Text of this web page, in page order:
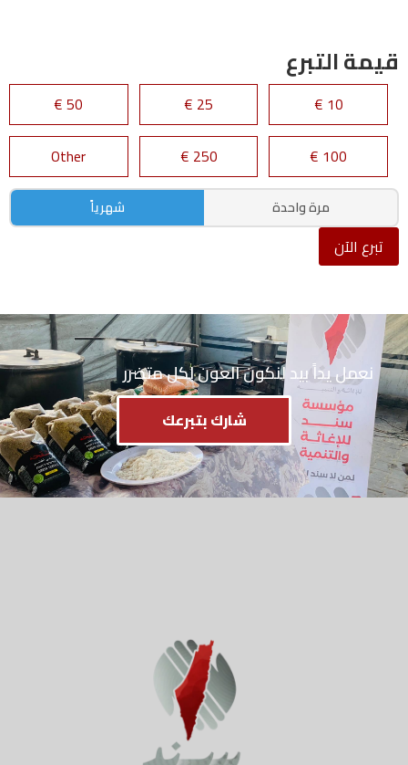
قيمة التبرع
10 €
25 €
50 €
100 €
250 €
Other
مرة واحدة شهرياً
تبرع الآن
نعمل يداً بيد لنكون العون لكل متضرر
شارك بتبرعك